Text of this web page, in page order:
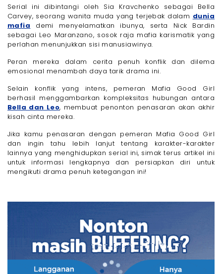
Jadi Lebih Kencang!
Akhir Kata
Serial ini dibintangi oleh Sia Kravchenko sebagai Bella
Carvey, seorang wanita muda yang terjebak dalam dunia
mafia demi menyelamatkan ibunya, serta Nick Bardin
sebagai Leo Maranzano, sosok raja mafia karismatik yang
perlahan menunjukkan sisi manusiawinya.
Peran mereka dalam cerita penuh konflik dan dilema
emosional menambah daya tarik drama ini.
Selain konflik yang intens, pemeran Mafia Good Girl
berhasil menggambarkan kompleksitas hubungan antara
Bella dan Leo, membuat penonton penasaran akan akhir
kisah cinta mereka.
Jika kamu penasaran dengan pemeran Mafia Good Girl
dan ingin tahu lebih lanjut tentang karakter-karakter
lainnya yang menghidupkan serial ini, simak terus artikel ini
untuk informasi lengkapnya dan persiapkan diri untuk
mengikuti drama penuh ketegangan ini!